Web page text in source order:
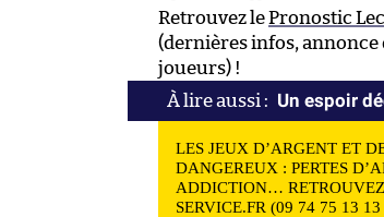
Retrouvez lePronostic
(dernières infos, annonce
joueurs) !
Un espoir
LES JEUX D’ARGENT ET
DANGEREUX : PERTES
ADDICTION… RETROUVEZ
SERVICE.FR (09 74 75 13